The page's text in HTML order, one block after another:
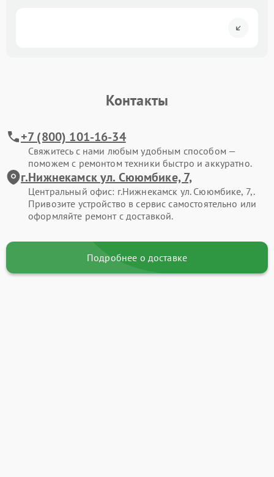
Контакты
+7 (800) 101-16-34
Свяжитесь с нами любым удобным способом —
поможем с ремонтом техники быстро и аккуратно.
г.Нижнекамск ул. Сююмбике, 7,
Центральный офис: г.Нижнекамск ул. Сююмбике, 7,.
Привозите устройство в сервис самостоятельно или
оформляйте ремонт с доставкой.
Подробнее о доставке